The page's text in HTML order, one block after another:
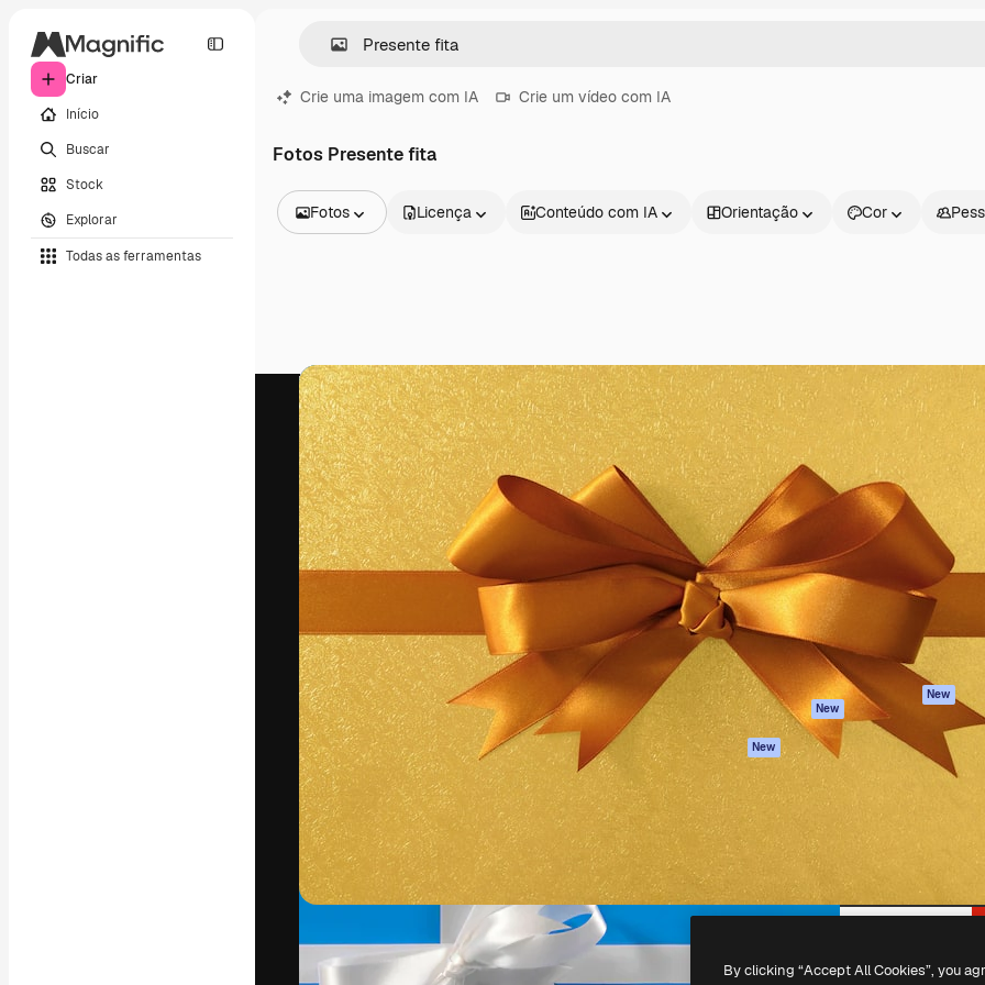
Criar
Início
Buscar
Stock
Explorar
Todas as ferramentas
Crie uma imagem com IA Crie um vídeo com IA
Fotos Presente fita
Fotos
Vídeos
Clipes de vídeo
Animações
Modelos de vídeos
Ícones
Modelos 3D
Fontes
Licença Conteúdo com IA Orientação Cor
A plataforma criativa para você direcionar
seu melhor trabalho. Mais de 1 milhão de
assinantes entre criativos, empresas,
agências e estúdios.
Produtos
Spaces
Assistente de IA
Gerador de
imagens
Gerador de vídeos
Texto para voz
Conteúdo de stock
MCP para
Claude/ChatGPT
New
Agentes New
API
App móvel
Todas as
ferramentas
Começar
Academy
Documentação
Atendimento
Termos e
condições
Política de
privacidade
Originais
New
Política de
Central de
confiabilidade
Copyright © 2010-2026 Freepik Company S.L.U. Todos os direitos reservados.
By clicking “Accept All Cookies”, you